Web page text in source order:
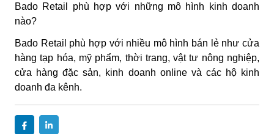
Bado Retail phù hợp với những mô hình kinh doanh
nào?
Bado Retail phù hợp với nhiều mô hình bán lẻ như cửa
hàng tạp hóa, mỹ phẩm, thời trang, vật tư nông nghiệp,
cửa hàng đặc sản, kinh doanh online và các hộ kinh
doanh đa kênh.